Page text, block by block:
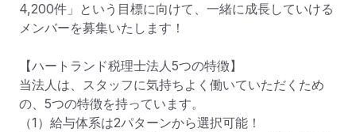
4,200件」という目標に向けて、一緒に成長していける
メンバーを募集いたします！
【ハートランド税理士法人5つの特徴】
当法人は、スタッフに気持ちよく働いていただくため
の、5つの特徴を持っています。
（1）給与体系は2パターンから選択可能！